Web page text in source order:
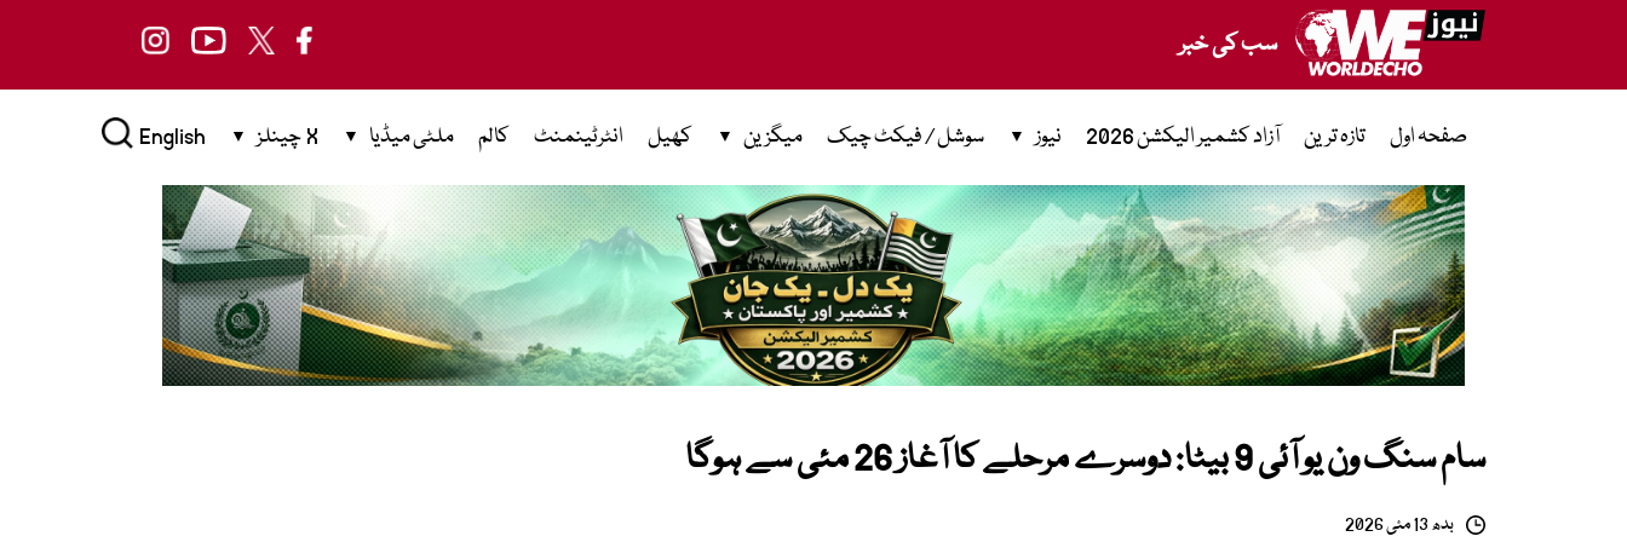
سب کی خبر
صفحہ اول تازہ ترین آزاد کشمیر الیکشن 2026 نیوز سوشل / فیکٹ چیک میگزین کھیل انٹرٹینمنٹ کالم ملٹی میڈیا X چینلز English
سام سنگ ون یو آئی 9 بیٹا: دوسرے مرحلے کا آغاز 26 مئی سے ہوگا
بدھ 13 مئی 2026